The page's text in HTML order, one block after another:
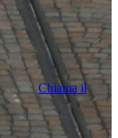
Chiama il